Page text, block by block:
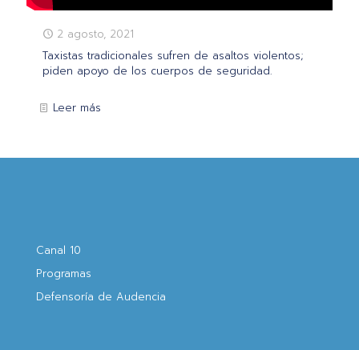
2 agosto, 2021
Taxistas tradicionales sufren de asaltos violentos;
piden apoyo de los cuerpos de seguridad.
Leer más
Canal 10
Programas
Defensoría de Audencia